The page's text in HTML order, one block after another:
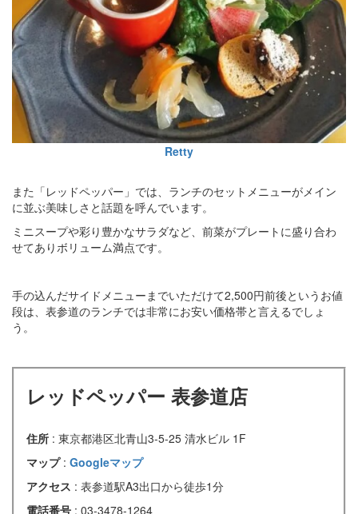
Retty
また「レッドペッパー」では、ランチのセットメニューがメイン
に並ぶ美味しさと話題を呼んでいます。
ミニスープや彩り豊かなサラダなど、前菜がプレートに盛り合わ
せてありボリューム満点です。
手の込んだサイドメニューまでいただけて2,500円前後というお値
段は、表参道のランチでは非常にお安い価格帯と言えるでしょ
う。
レッドペッパー 表参道店
住所 : 東京都港区北青山3-5-25 清水ビル 1F
マップ : Googleマップ
アクセス : 表参道駅A3出口から徒歩1分
電話番号 : 03-3478-1264